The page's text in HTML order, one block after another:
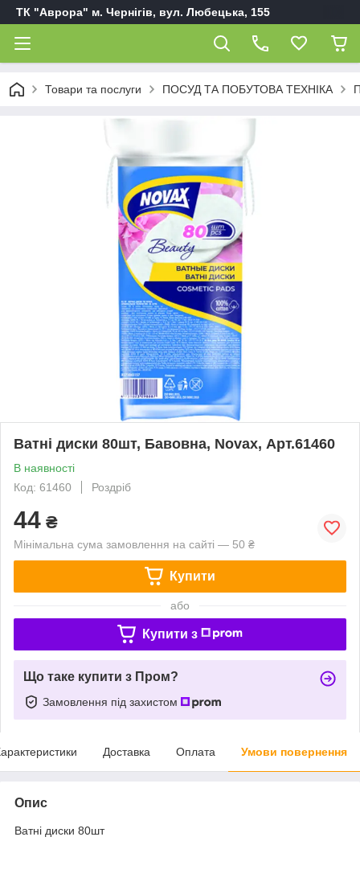
ТК "Аврора" м. Чернігів, вул. Любецька, 155
Товари та послуги ПОСУД ТА ПОБУТОВА ТЕХНІКА
Ватні диски 80шт, Бавовна, Novax, Арт.61460
В наявності
Код: 61460
Роздріб
44 ₴
Мінімальна сума замовлення на сайті — 50 ₴
Купити
або
Купити з
Що таке купити з Пром?
Замовлення під захистом
Доставка Оплата Умови повернення
Опис
Ватні диски 80шт